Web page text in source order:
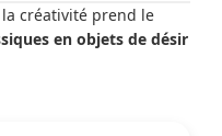
créativité prend le
en objets de désir